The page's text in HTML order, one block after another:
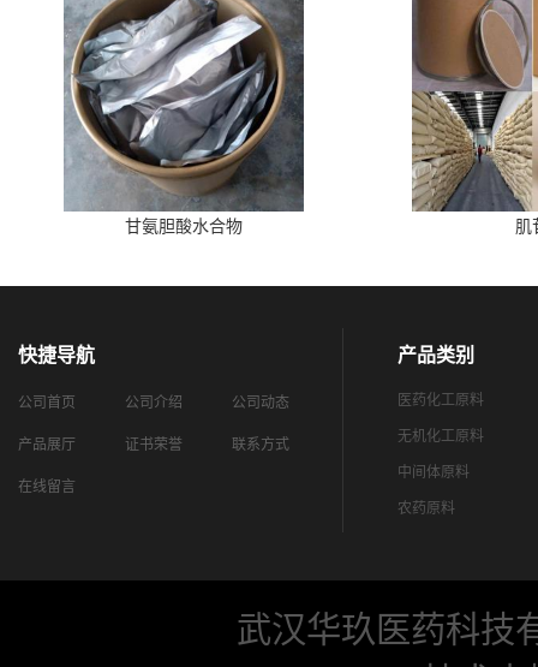
甘氨胆酸水合物 肌
快捷导航
公司首页 公司介绍 公司动态
产品展厅 证书荣誉 联系方式
在线留言
产品类别
医药化工原料
无机化工原料
中间体原料
农药原料
武汉华玖医药科技